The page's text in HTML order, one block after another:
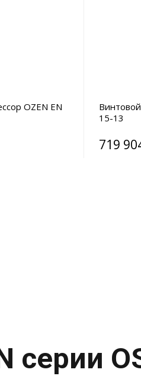
OZEN EN
15-13
719
серии